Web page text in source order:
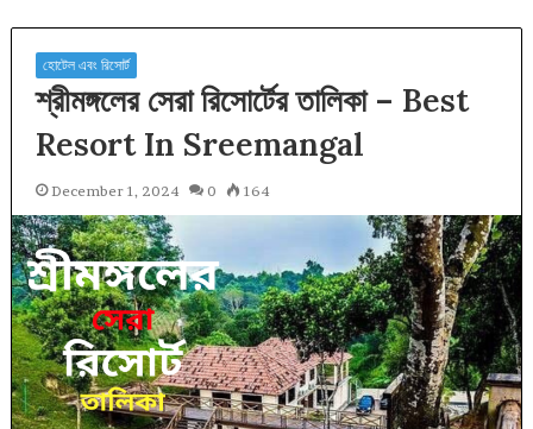
হোটেল এবং রিসোর্ট
শ্রীমঙ্গলের সেরা রিসোর্টের তালিকা – Best
Resort In Sreemangal
December 1, 2024 0 164